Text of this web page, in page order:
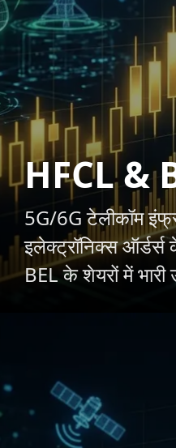
HFCL &
5G/6G टेलीकॉम
इलेक्ट्रॉनिक्स
BEL के शेयरों में भारी